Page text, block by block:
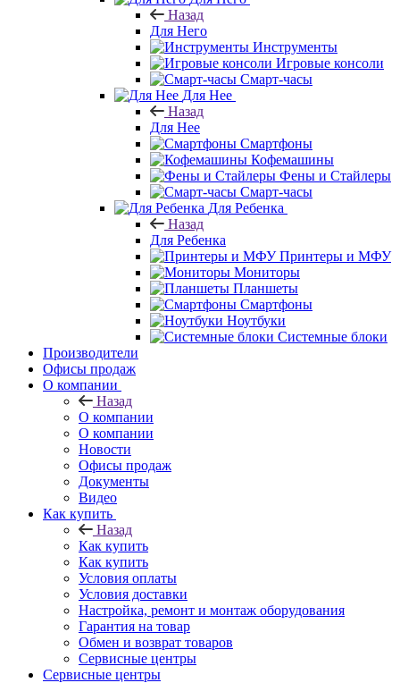
Назад
Для Него
Инструменты
Игровые консоли
Смарт-часы
Для Нее
Назад
Для Нее
Смартфоны
Кофемашины
Фены и Стайлеры
Смарт-часы
Для Ребенка
Назад
Для Ребенка
Принтеры и МФУ
Мониторы
Планшеты
Смартфоны
Ноутбуки
Системные блоки
Производители
Офисы продаж
О компании
Назад
О компании
О компании
Новости
Офисы продаж
Документы
Видео
Как купить
Назад
Как купить
Как купить
Условия оплаты
Условия доставки
Настройка, ремонт и монтаж оборудования
Гарантия на товар
Обмен и возврат товаров
Сервисные центры
Сервисные центры